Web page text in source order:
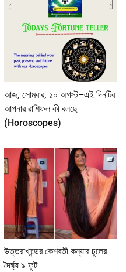
আজ, সোমবার, ১০ অগস্ট–এই দিনটির
আপনার রাশিফল কী বলছে
(Horoscopes)
উত্তরাখান্ডের কেশবতী কন্যার চুলের
দৈর্ঘ্য ৯ ফুট